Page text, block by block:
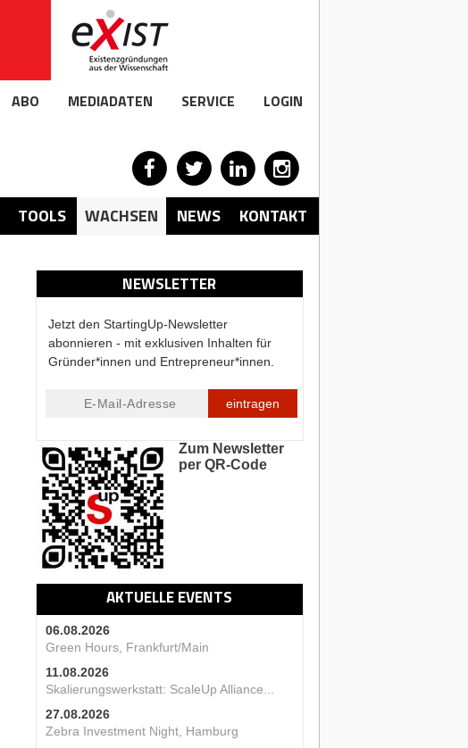
ABO MEDIADATEN SERVICE LOGIN
TOOLS WACHSEN NEWS KONTAKT
NEWSLETTER
Jetzt den StartingUp-Newsletter
abonnieren - mit exklusiven Inhalten für
Gründer*innen und Entrepreneur*innen.
eintragen
Zum Newsletter
per QR-Code
AKTUELLE EVENTS
06.08.2026
Green Hours, Frankfurt/Main
11.08.2026
Skalierungswerkstatt: ScaleUp Alliance...
27.08.2026
Zebra Investment Night, Hamburg